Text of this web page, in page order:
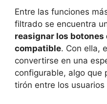
Entre las funciones
filtrado se encuentra
reasignar los
compatible. Con ella,
convertirse en una
configurable, algo que
tirón entre los